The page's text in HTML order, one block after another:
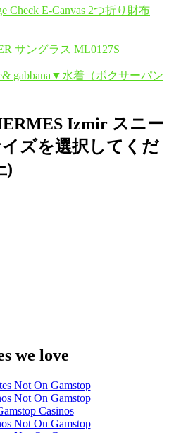
Check E-Canvas 2つ折り財布
サングラス ML0127S
gabbana▼水着（ボクサーパン
Izmir スニー
ズを選択してくだ
)
we love
Not On Gamstop
Not On Gamstop
Casinos
Not On Gamstop